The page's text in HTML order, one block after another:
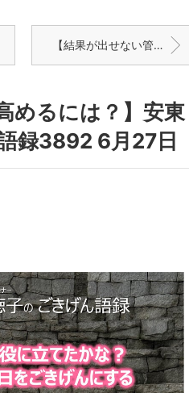
【結果が出せない管理職の勘違いとは】安東徳子のごきげん語録3886 6月21日
めるには？】安東
録3892 6月27日